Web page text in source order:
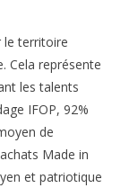
le territoire
Cela représente
les talents
IFOP, 92%
de
Made in
et patriotique